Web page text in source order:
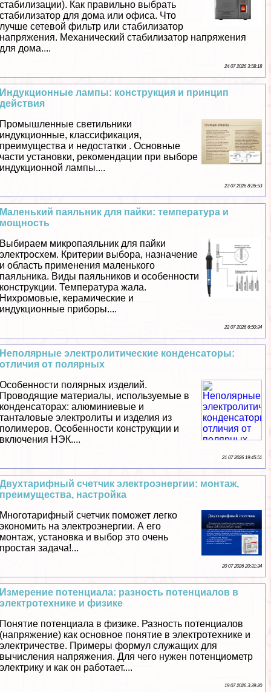
стабилизации). Как правильно выбрать
стабилизатор для дома или офиса. Что
лучше сетевой фильтр или стабилизатор
напряжения. Механический стабилизатор напряжения
для дома....
24 07 2026 3:58:18
Индукционные лампы: конструкция и принцип
действия
Промышленные светильники
индукционные, классификация,
преимущества и недостатки . Основные
части установки, рекомендации при выборе
индукционной лампы....
23 07 2026 8:26:53
Маленький паяльник для пайки: температура и
мощность
Выбираем микропаяльник для пайки
электросхем. Критерии выбора, назначение
и область применения маленького
паяльника. Виды паяльников и особенности
конструкции. Температура жала.
Нихромовые, керамические и
индукционные приборы....
22 07 2026 6:50:34
Неполярные электролитические конденсаторы:
отличия от полярных
Особенности полярных изделий.
Проводящие материалы, используемые в
конденсаторах: алюминиевые и
танталовые электролиты и изделия из
полимеров. Особенности конструкции и
включения НЭК....
21 07 2026 19:45:51
Двухтарифный счетчик электроэнергии: монтаж,
преимущества, настройка
Многотарифный счетчик поможет легко
экономить на электроэнергии. А его
монтаж, установка и выбор это очень
простая задача!...
20 07 2026 20:31:34
Измерение потенциала: разность потенциалов в
электротехнике и физике
Понятие потенциала в физике. Разность потенциалов
(напряжение) как основное понятие в электротехнике и
электричестве. Примеры формул служащих для
вычисления напряжения. Для чего нужен потенциометр
электрику и как он работает....
19 07 2026 3:39:20